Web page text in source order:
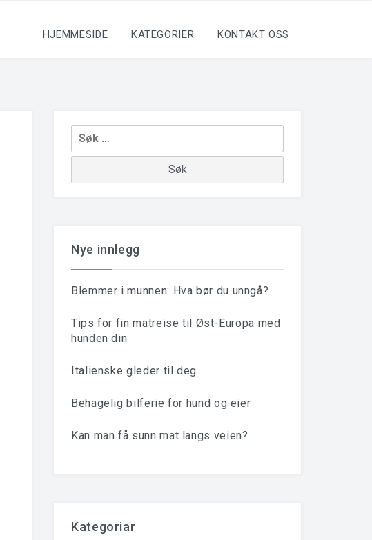
HJEMMESIDE KATEGORIER KONTAKT OSS
Leit
etter:
Nye innlegg
Blemmer i munnen: Hva bør du unngå?
Tips for fin matreise til Øst-Europa med
hunden din
Italienske gleder til deg
Behagelig bilferie for hund og eier
Kan man få sunn mat langs veien?
Kategoriar